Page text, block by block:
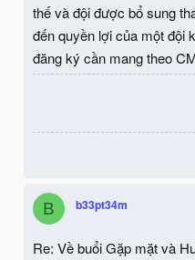
thế và đội được bổ sung
đến quyền lợi của một đội
đăng ký cần mang theo
B b33pt34m
Re: Về buổi Gặp mặt và